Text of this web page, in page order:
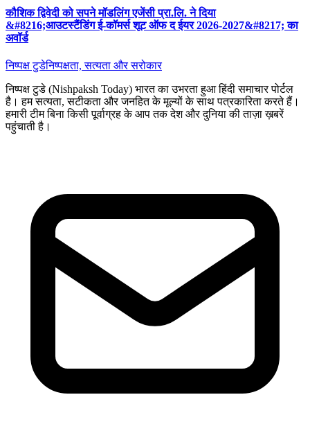
कौशिक द्विवेदी को सपने मॉडलिंग एजेंसी प्रा.लि. ने दिया
&#8216;आउटस्टैंडिंग ई-कॉमर्स शूट ऑफ द ईयर 2026-2027&#8217; का
अवॉर्ड
निष्पक्ष टुडेनिष्पक्षता, सत्यता और सरोकार
निष्पक्ष टुडे (Nishpaksh Today) भारत का उभरता हुआ हिंदी समाचार पोर्टल
है। हम सत्यता, सटीकता और जनहित के मूल्यों के साथ पत्रकारिता करते हैं।
हमारी टीम बिना किसी पूर्वाग्रह के आप तक देश और दुनिया की ताज़ा ख़बरें
पहुंचाती है।